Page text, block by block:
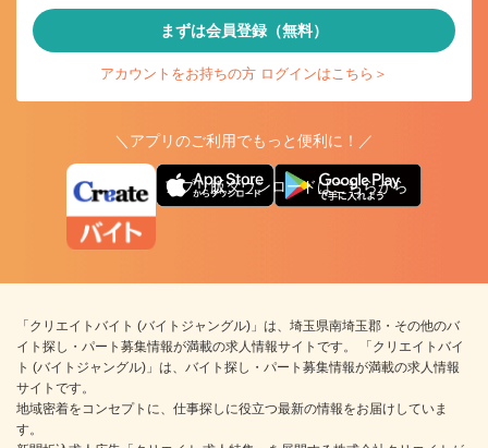
まずは会員登録（無料）
アカウントをお持ちの方 ログインはこちら＞
＼アプリのご利用でもっと便利に！／
アプリ版ダウンロードはこちらから
「クリエイトバイト (バイトジャングル)」は、埼玉県南埼玉郡・その他のバ
イト探し・パート募集情報が満載の求人情報サイトです。 「クリエイトバイ
ト (バイトジャングル)」は、バイト探し・パート募集情報が満載の求人情報
サイトです。
地域密着をコンセプトに、仕事探しに役立つ最新の情報をお届けしていま
す。